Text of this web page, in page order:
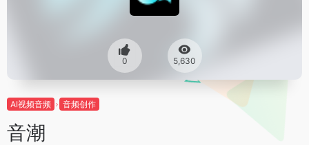
0 5,630
AI视频音频 音频创作
音潮